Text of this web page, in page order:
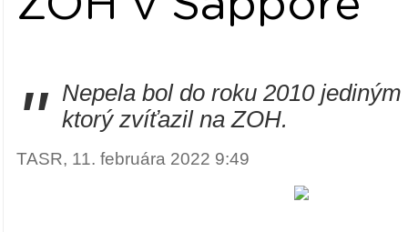
"
Nepela bol do roku 2010
ktorý zvíťazil na ZOH.
TASR, 11. februára 2022 9:49